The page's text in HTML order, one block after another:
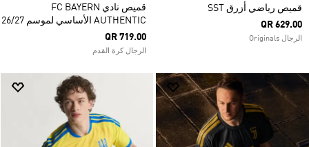
قميص رياضي أزرق SST
QR 629.00
الرجال Originals
قميص نادي FC BAYERN
AUTHENTIC الأساسي لموسم 26/27
QR 719.00
الرجال كرة القدم